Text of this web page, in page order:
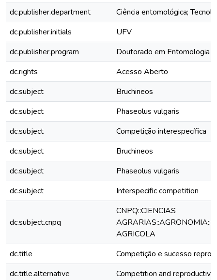
dc.publisher.department
Ciência entomológica;
dc.publisher.initials
UFV
dc.publisher.program
Doutorado em Entomologia
dc.rights
Acesso Aberto
dc.subject
Bruchineos
dc.subject
Phaseolus vulgaris
dc.subject
Competição interespecífica
dc.subject
Bruchineos
dc.subject
Phaseolus vulgaris
dc.subject
Interspecific competition
dc.subject.cnpq
CNPQ::CIENCIAS
AGRICOLA
dc.title
Competição e sucesso
dc.title.alternative
Competition and